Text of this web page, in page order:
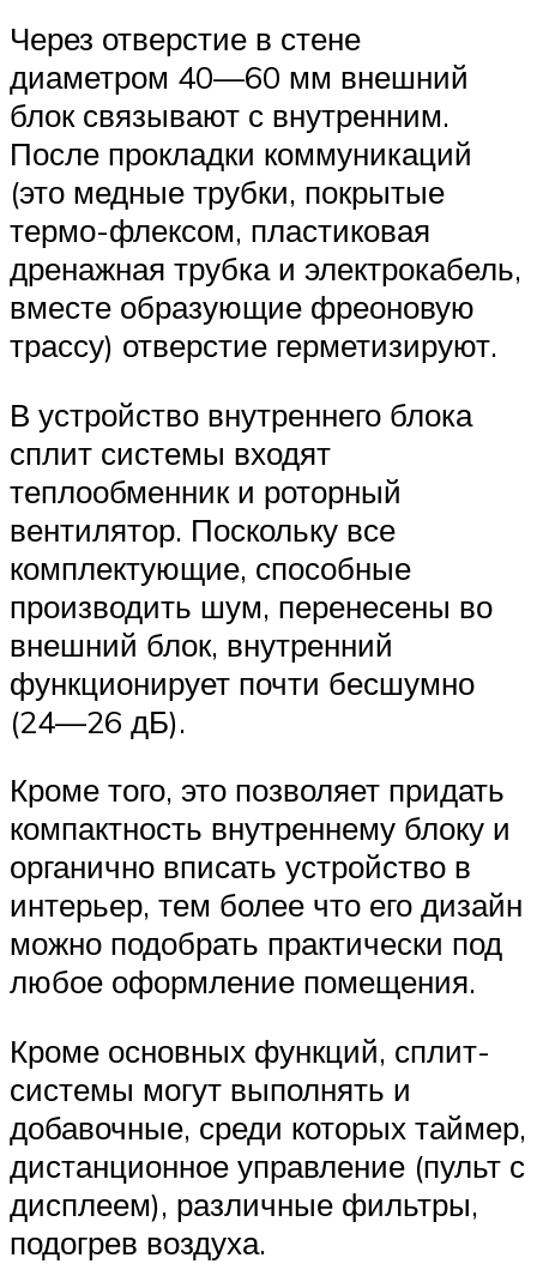
Через отверстие в стене
диаметром 40—60 мм внешний
блок связывают с внутренним.
После прокладки коммуникаций
(это медные трубки, покрытые
термо-флексом, пластиковая
дренажная трубка и электрокабель,
вместе образующие фреоновую
трассу) отверстие герметизируют.
В устройство внутреннего блока
сплит системы входят
теплообменник и роторный
вентилятор. Поскольку все
комплектующие, способные
производить шум, перенесены во
внешний блок, внутренний
функционирует почти бесшумно
(24—26 дБ).
Кроме того, это позволяет придать
компактность внутреннему блоку и
органично вписать устройство в
интерьер, тем более что его дизайн
можно подобрать практически под
любое оформление помещения.
Кроме основных функций, сплит-
системы могут выполнять и
добавочные, среди которых таймер,
дистанционное управление (пульт с
дисплеем), различные фильтры,
подогрев воздуха.